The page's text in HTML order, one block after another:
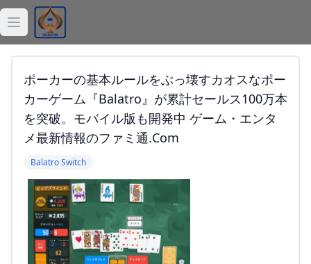
Open main menu
ジョーカー
デッキ
バラトロ
Balatro記事
ポーカーの基本ルールをぶっ壊すカオスなポー
カーゲーム『Balatro』が累計セールス100万本
を突破。モバイル版も開発中 ゲーム・エンタ
メ最新情報のファミ通.com
Balatro Switch